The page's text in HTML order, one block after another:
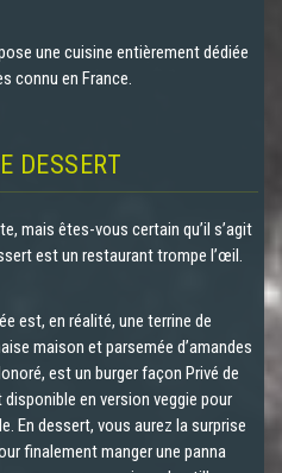
une cuisine entièrement dédiée
connu en France.
DESSERT
mais êtes-vous certain qu’il s’agit
est un restaurant trompe l’œil.
est, en réalité, une terrine de
maison et parsemée d’amandes
est un burger façon Privé de
en version veggie pour
En dessert, vous aurez la surprise
finalement manger une panna